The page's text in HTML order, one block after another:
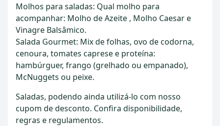
Molhos para saladas: Qual molho para
acompanhar: Molho de Azeite , Molho Caesar e
Vinagre Balsâmico.
Salada Gourmet: Mix de folhas, ovo de codorna,
cenoura, tomates caprese e proteína:
hambúrguer, frango (grelhado ou empanado),
McNuggets ou peixe.
Saladas, podendo ainda utilizá-lo com nosso
cupom de desconto. Confira disponibilidade,
regras e regulamentos.